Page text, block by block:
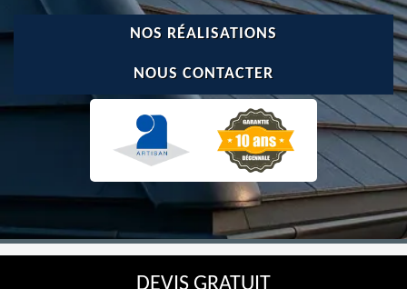
NOS RÉALISATIONS
NOUS CONTACTER
DEVIS GRATUIT